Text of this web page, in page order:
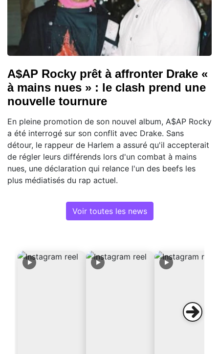
A$AP Rocky prêt à affronter Drake «
à mains nues » : le clash prend une
nouvelle tournure
En pleine promotion de son nouvel album, A$AP Rocky
a été interrogé sur son conflit avec Drake. Sans
détour, le rappeur de Harlem a assuré qu'il accepterait
de régler leurs différends lors d'un combat à mains
nues, une déclaration qui relance l'un des beefs les
plus médiatisés du rap actuel.
Voir toutes les news